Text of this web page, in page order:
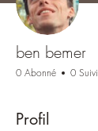
ben bemer
0 Abonné 0 Suivi
Profil